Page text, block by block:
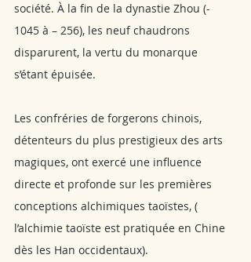
société. À la fin de la dynastie Zhou (-
1045 à – 256), les neuf chaudrons
disparurent, la vertu du monarque
s’étant épuisée.
Les confréries de forgerons chinois,
détenteurs du plus prestigieux des arts
magiques, ont exercé une influence
directe et profonde sur les premières
conceptions alchimiques taoïstes, (
l’alchimie taoïste est pratiquée en Chine
dès les Han occidentaux).